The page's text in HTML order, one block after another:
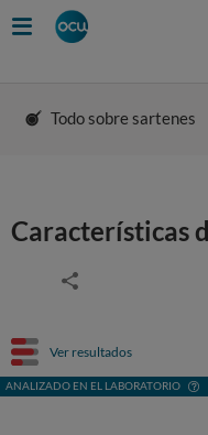
Todo sobre sartenes
Características
Ver resultados
ANALIZADO EN EL LABORATORIO